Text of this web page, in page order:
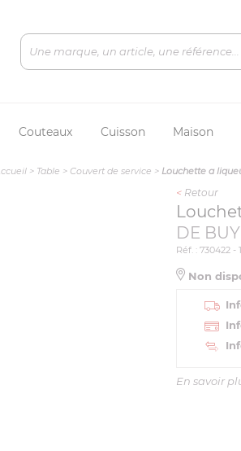
Couteaux Cuisson Maison
> Table > Couvert de service > Louchette a
< Retour
DE
Réf. : 730422 -
Non
En savoir